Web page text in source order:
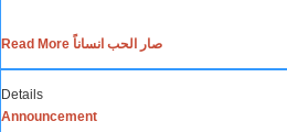
Read More صار الحب انساناً
Details
Announcement